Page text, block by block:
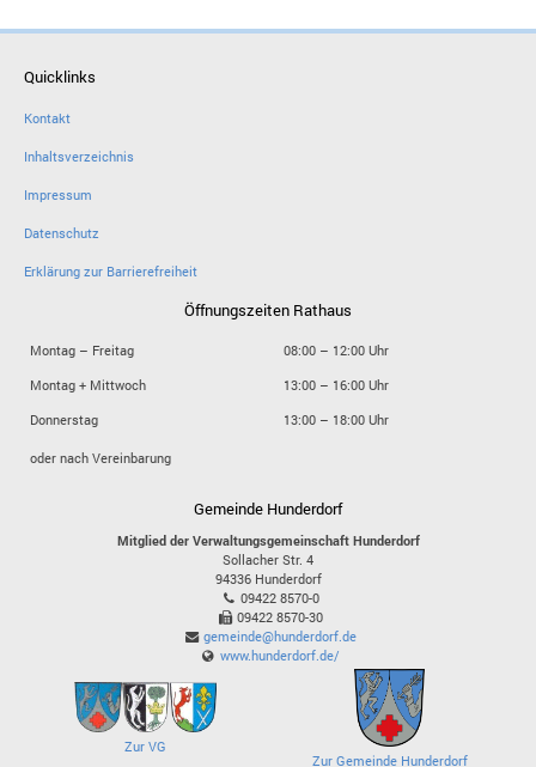
Quicklinks
Kontakt
Inhaltsverzeichnis
Impressum
Datenschutz
Erklärung zur Barrierefreiheit
Öffnungszeiten Rathaus
Montag – Freitag
08:00 – 12:00 Uhr
Montag + Mittwoch
13:00 – 16:00 Uhr
Donnerstag
13:00 – 18:00 Uhr
oder nach Vereinbarung
Gemeinde Hunderdorf
Mitglied der Verwaltungsgemeinschaft Hunderdorf
Sollacher Str. 4
94336 Hunderdorf
09422 8570-0
09422 8570-30
gemeinde@hunderdorf.de
www.hunderdorf.de/
Zur VG
Zur Gemeinde Hunderdorf